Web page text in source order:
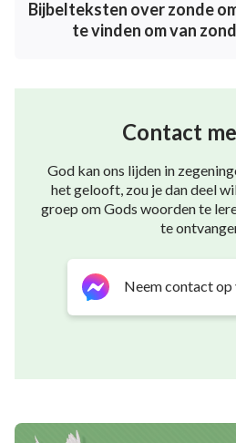
Wie op zijn hart vertrouwt, die
Beter een arme maar wijze
maar dwaze koning die van
wil weten.
Het is beter te luisteren naar
wijze dan dat iemand luistert
Bijbelteksten over zonde
te vinden om van
Contact
God kan ons lijden in
het gelooft, zou je dan deel
groep om Gods woorden te
te
Neem contact op